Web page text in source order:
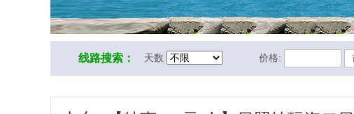
线路搜索： 天数 价格: